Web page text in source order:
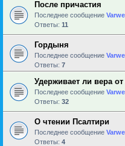
После причастия
Последнее сообщение
Ответы: 11
Гордыня
Последнее сообщение
Ответы: 7
Удерживает ли вера
Последнее сообщение
Ответы: 32
О чтении Псалтири
Последнее сообщение
Ответы: 4